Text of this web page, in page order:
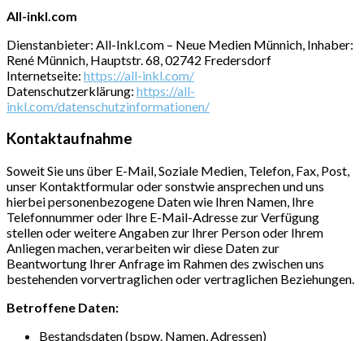
All-inkl.com
Dienstanbieter: All-Inkl.com – Neue Medien Münnich, Inhaber:
René Münnich, Hauptstr. 68, 02742 Fredersdorf
Internetseite: https://all-inkl.com/
Datenschutzerklärung: https://all-
inkl.com/datenschutzinformationen/
Kontaktaufnahme
Soweit Sie uns über E-Mail, Soziale Medien, Telefon, Fax, Post,
unser Kontaktformular oder sonstwie ansprechen und uns
hierbei personenbezogene Daten wie Ihren Namen, Ihre
Telefonnummer oder Ihre E-Mail-Adresse zur Verfügung
stellen oder weitere Angaben zur Ihrer Person oder Ihrem
Anliegen machen, verarbeiten wir diese Daten zur
Beantwortung Ihrer Anfrage im Rahmen des zwischen uns
bestehenden vorvertraglichen oder vertraglichen Beziehungen.
Betroffene Daten:
Bestandsdaten (bspw. Namen, Adressen)